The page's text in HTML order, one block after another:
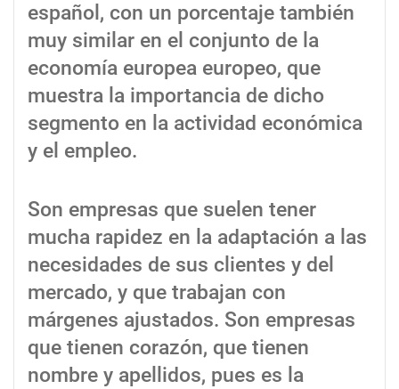
español, con un porcentaje también
muy similar en el conjunto de la
economía europea europeo, que
muestra la importancia de dicho
segmento en la actividad económica
y el empleo.
Son empresas que suelen tener
mucha rapidez en la adaptación a las
necesidades de sus clientes y del
mercado, y que trabajan con
márgenes ajustados. Son empresas
que tienen corazón, que tienen
nombre y apellidos, pues es la